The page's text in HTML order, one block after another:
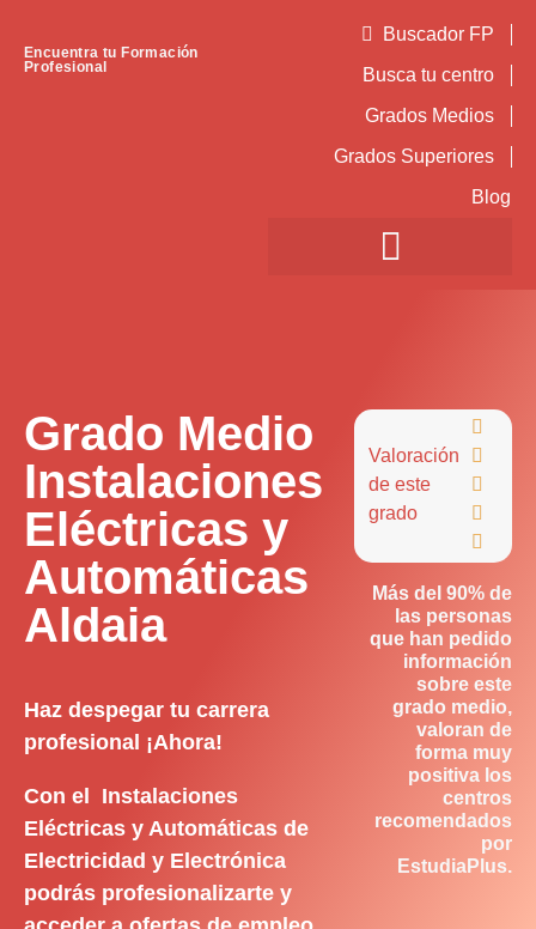
Encuentra tu Formación
Profesional
Buscador FP
Busca tu centro
Grados Medios
Grados Superiores
Blog
Grado Medio
Instalaciones
Eléctricas y
Automáticas
Aldaia
Haz despegar tu carrera
profesional ¡Ahora!
Con el Instalaciones
Eléctricas y Automáticas de
Electricidad y Electrónica
podrás profesionalizarte y
Valoración
de este
grado





Más del 90% de
las personas
que han pedido
información
sobre este
grado medio,
valoran de
forma muy
positiva los
centros
recomendados
por
EstudiaPlus.